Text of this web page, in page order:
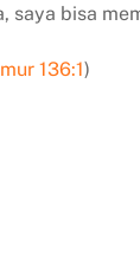
bisa
136:1)